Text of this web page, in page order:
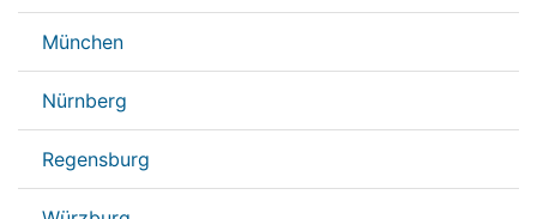
München
Nürnberg
Regensburg